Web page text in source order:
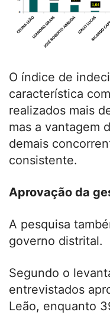
O índice de
característica
realizados mais
mas a vantagem
demais
consistente.
Aprovação da
A pesquisa
governo distrital.
Segundo o
entrevistados
Leão, enquanto